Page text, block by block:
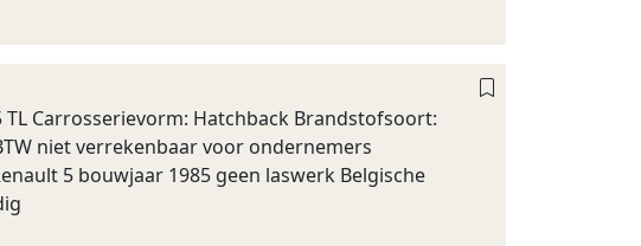
TL Carrosserievorm: Hatchback Brandstofsoort:
niet verrekenbaar voor ondernemers
5 bouwjaar 1985 geen laswerk Belgische